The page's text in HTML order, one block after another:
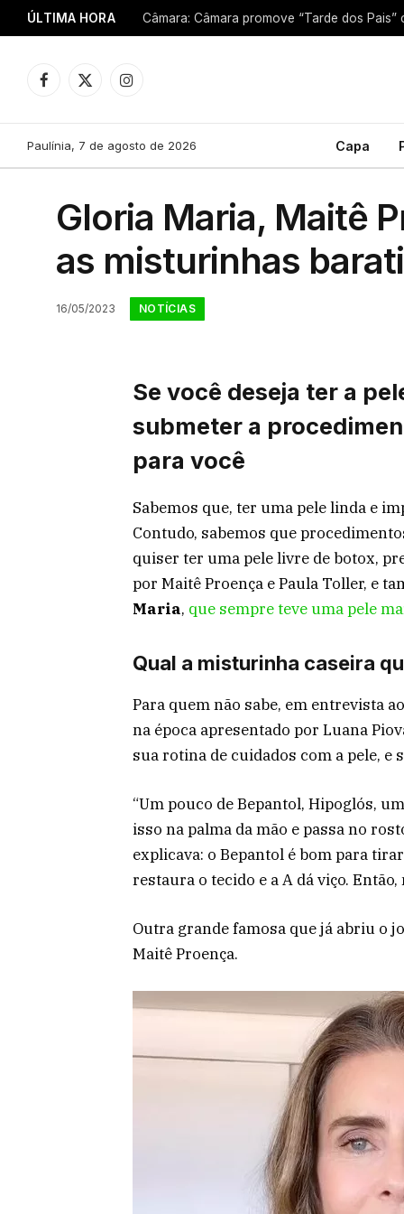
ÚLTIMA HORA
Facebook
X
Instagram
Paulínia, 7 de agosto de 2026 Capa
Gloria Maria, Maitê
as misturinhas
16/05/2023 NOTÍCIAS
Se você deseja ter a
submeter a
para você
Sabemos que, ter uma pele linda e
Contudo, sabemos que
quiser ter uma pele livre de botox,
por Maitê Proença e Paula Toller, e
Maria, que sempre teve uma pele
Qual a misturinha caseira
Para quem não sabe, em entrevista
na época apresentado por Luana
sua rotina de cuidados com a pele,
“Um pouco de Bepantol, Hipoglós,
isso na palma da mão e passa no
explicava: o Bepantol é bom para
restaura o tecido e a A dá viço.
Outra grande famosa que já abriu o
Maitê Proença.